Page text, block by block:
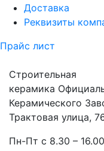
Доставка
Реквизиты
Прайс лист
Строительная
керамика
Керамического
Трактовая улица,
Пн-Пт с 8.30 – 16.00